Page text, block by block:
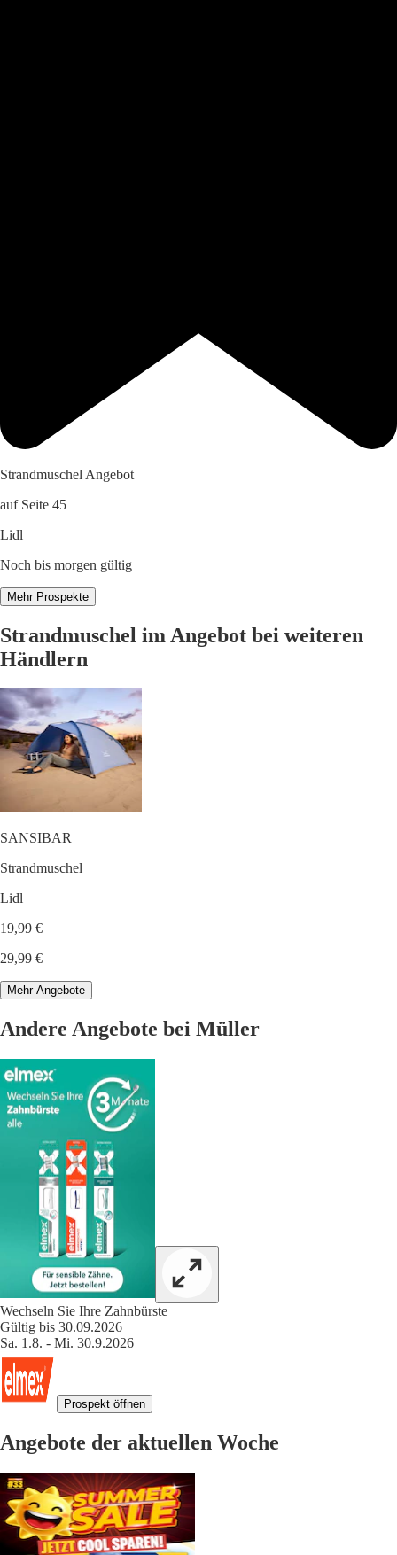
Strandmuschel Angebot
auf Seite 45
Lidl
Noch bis morgen gültig
Mehr Prospekte
Strandmuschel im Angebot bei weiteren
Händlern
SANSIBAR
Strandmuschel
Lidl
19,99 €
29,99 €
Mehr Angebote
Andere Angebote bei Müller
Wechseln Sie Ihre Zahnbürste
Gültig bis 30.09.2026
Sa. 1.8. - Mi. 30.9.2026
Prospekt öffnen
Angebote der aktuellen Woche